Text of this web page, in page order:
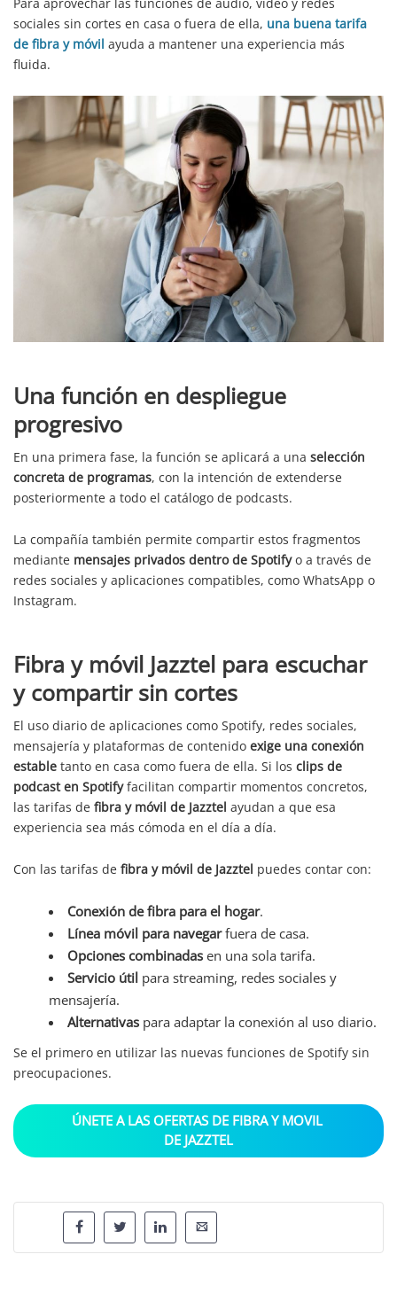
sociales sin cortes en casa o fuera de ella, una buena tarifa
de fibra y móvil ayuda a mantener una experiencia más
fluida.
Una función en despliegue
progresivo
En una primera fase, la función se aplicará a una selección
concreta de programas, con la intención de extenderse
posteriormente a todo el catálogo de podcasts.
La compañía también permite compartir estos fragmentos
mediante mensajes privados dentro de Spotifyo a través de
redes sociales y aplicaciones compatibles, como WhatsApp o
Instagram.
Fibra y móvil Jazztel para escuchar
y compartir sin cortes
El uso diario de aplicaciones como Spotify, redes sociales,
mensajería y plataformas de contenido exige una conexión
estable tanto en casa como fuera de ella. Si los clips de
podcast en Spotifyfacilitan compartir momentos concretos,
las tarifas de fibra y móvil de Jazztel ayudan a que esa
experiencia sea más cómoda en el día a día.
Con las tarifas de fibra y móvil de Jazztel puedes contar con:
Conexión de fibra para el hogar.
Línea móvil para navegarfuera de casa.
Opciones combinadas en una sola tarifa.
Servicio útil para streaming, redes sociales y
mensajería.
Alternativas para adaptar la conexión al uso diario.
Se el primero en utilizar las nuevas funciones de Spotify sin
preocupaciones.
ÚNETE A LAS OFERTAS DE FIBRA Y MOVIL
DE JAZZTEL